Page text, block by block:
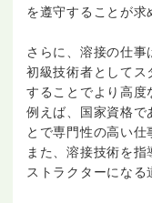
を遵守することが求
さらに、溶接の仕事
初級技術者としてス
することでより高度
例えば、国家資格で
とで専門性の高い仕
また、溶接技術を
ストラクターになる